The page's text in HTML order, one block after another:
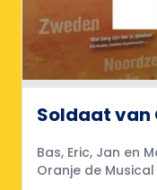
Soldaat van
Bas, Eric, Jan en
Oranje de Musical